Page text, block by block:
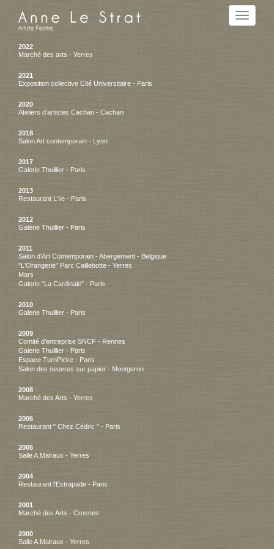
Toggle
navigation
2022
Marché des arts - Yerres
2021
Exposition collective Cité Universitaire - Paris
2020
Ateliers d'artistes Cachan - Cachan
2018
Salon Art contemporain - Lyon
2017
Galerie Thuillier - Paris
2013
Restaurant L'Ile - Paris
2012
Galerie Thuillier - Paris
2011
Salon d'Art Contemporain - Abergement - Belgique
"L'Orangerie" Parc Caillebotte - Yerres
Mars
Galerie "La Cardinale" - Paris
2010
Galerie Thuillier - Paris
2009
Comité d'entreprise SNCF - Rennes
Galerie Thuillier - Paris
Espace TurnPicke - Paris
Salon des oeuvres sur papier - Montgeron
2008
Marché des Arts - Yerres
2006
Restaurant " Chez Cédric " - Paris
2005
Salle A.Malraux - Yerres
2004
Restaurant l'Estrapade - Paris
2001
Marché des Arts - Crosnes
2000
Salle A.Malraux - Yerres